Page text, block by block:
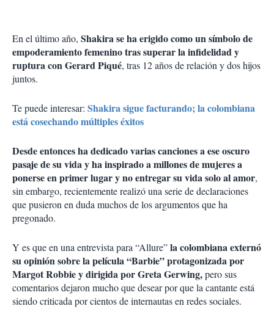
En el último año, Shakira se ha erigido como un símbolo de
empoderamiento femenino tras superar la infidelidad y
ruptura con Gerard Piqué, tras 12 años de relación y dos hijos
juntos.
Te puede interesar: Shakira sigue facturando; la colombiana
está cosechando múltiples éxitos
Desde entonces ha dedicado varias canciones a ese oscuro
pasaje de su vida y ha inspirado a millones de mujeres a
ponerse en primer lugar y no entregar su vida solo al amor,
sin embargo, recientemente realizó una serie de declaraciones
que pusieron en duda muchos de los argumentos que ha
pregonado.
Y es que en una entrevista para “Allure”la colombiana externó
su opinión sobre la película “Barbie” protagonizada por
Margot Robbie y dirigida por Greta Gerwing,pero sus
comentarios dejaron mucho que desear por que la cantante está
siendo criticada por cientos de internautas en redes sociales.